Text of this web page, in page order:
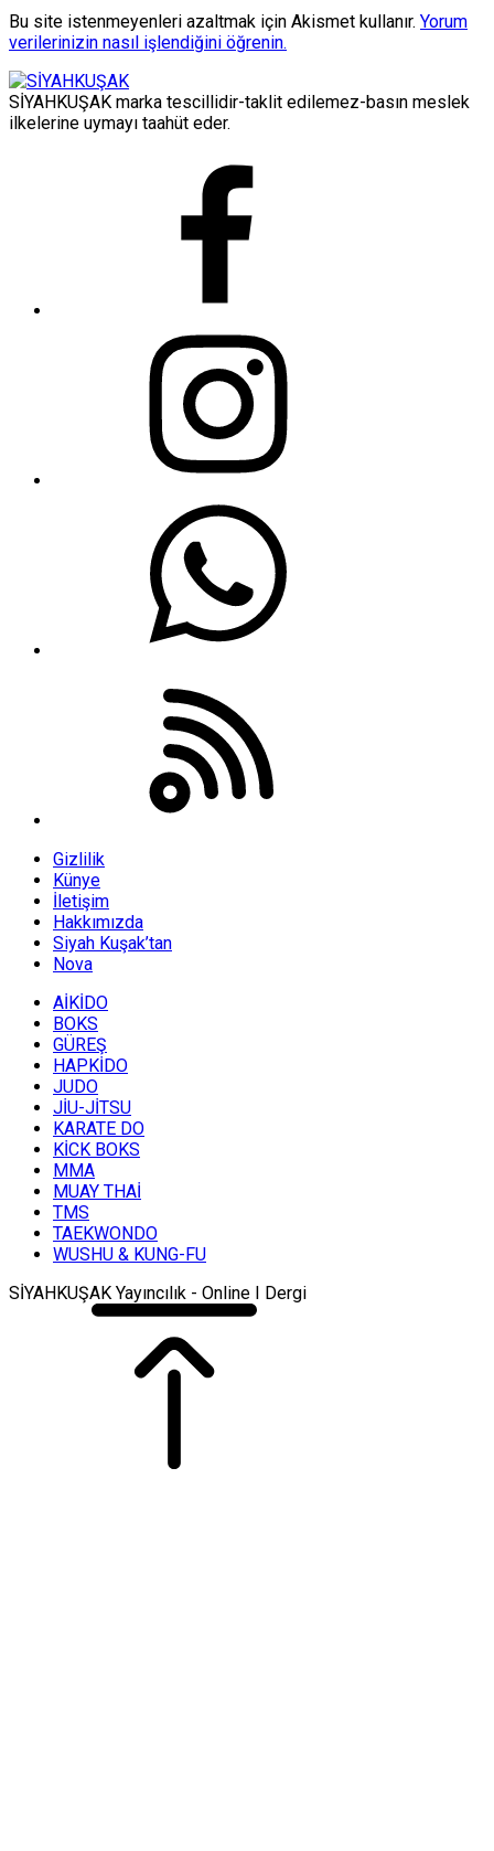
Bu site istenmeyenleri azaltmak için Akismet kullanır. Yorum
verilerinizin nasıl işlendiğini öğrenin.
SİYAHKUŞAK marka tescillidir-taklit edilemez-basın meslek
ilkelerine uymayı taahüt eder.
Gizlilik
Künye
İletişim
Hakkımızda
Siyah Kuşak’tan
Nova
AİKİDO
BOKS
GÜREŞ
HAPKİDO
JUDO
JİU-JİTSU
KARATE DO
KİCK BOKS
MMA
MUAY THAİ
TMS
TAEKWONDO
WUSHU & KUNG-FU
SİYAHKUŞAK Yayıncılık - Online I Dergi